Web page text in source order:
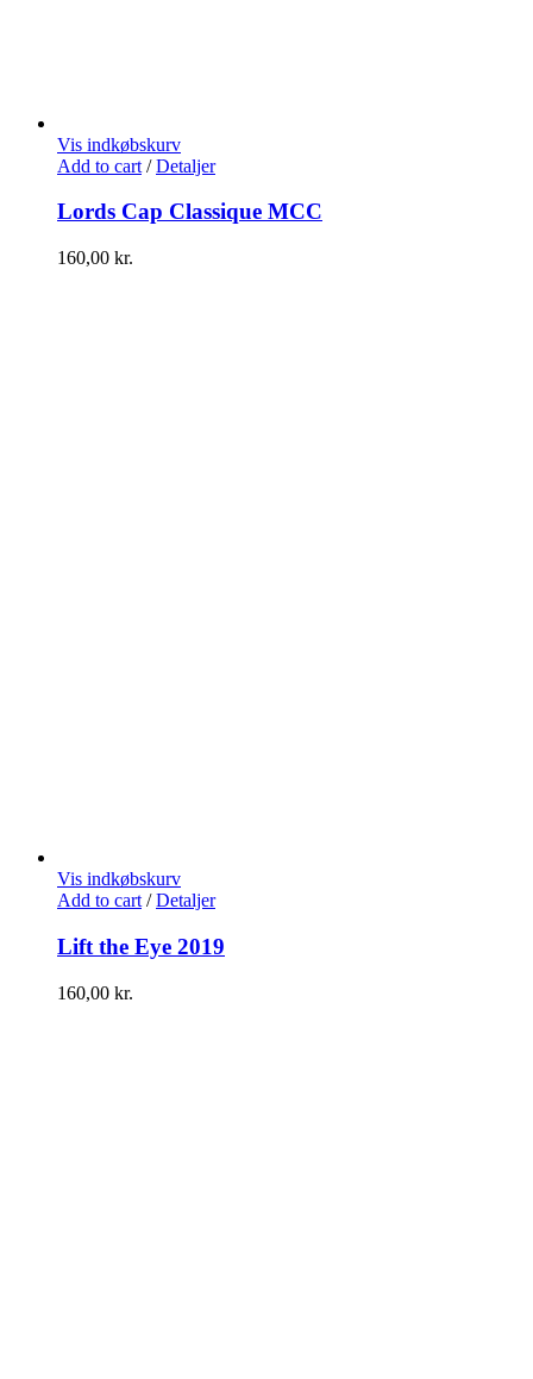
Vis indkøbskurv
Add to cart / Detaljer
Lords Cap Classique MCC
160,00 kr.
Vis indkøbskurv
Add to cart / Detaljer
Lift the Eye 2019
160,00 kr.